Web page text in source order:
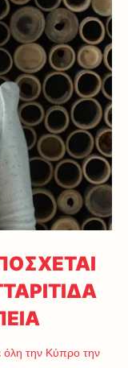
όλη την Κύπρο την